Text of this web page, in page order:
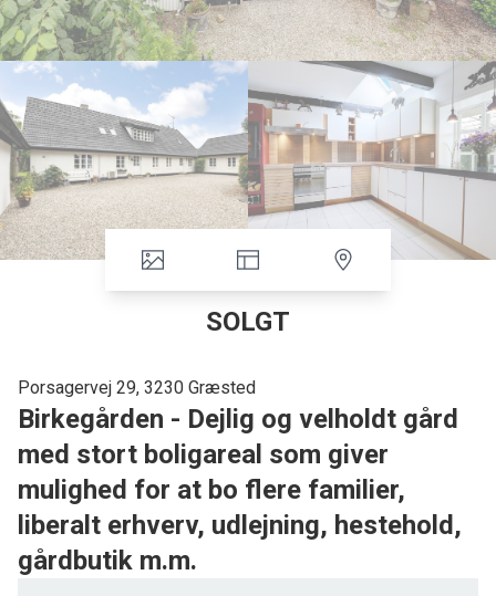
SOLGT
Porsagervej 29, 3230 Græsted
Birkegården - Dejlig og velholdt gård
med stort boligareal som giver
mulighed for at bo flere familier,
liberalt erhverv, udlejning, hestehold,
gårdbutik m.m.